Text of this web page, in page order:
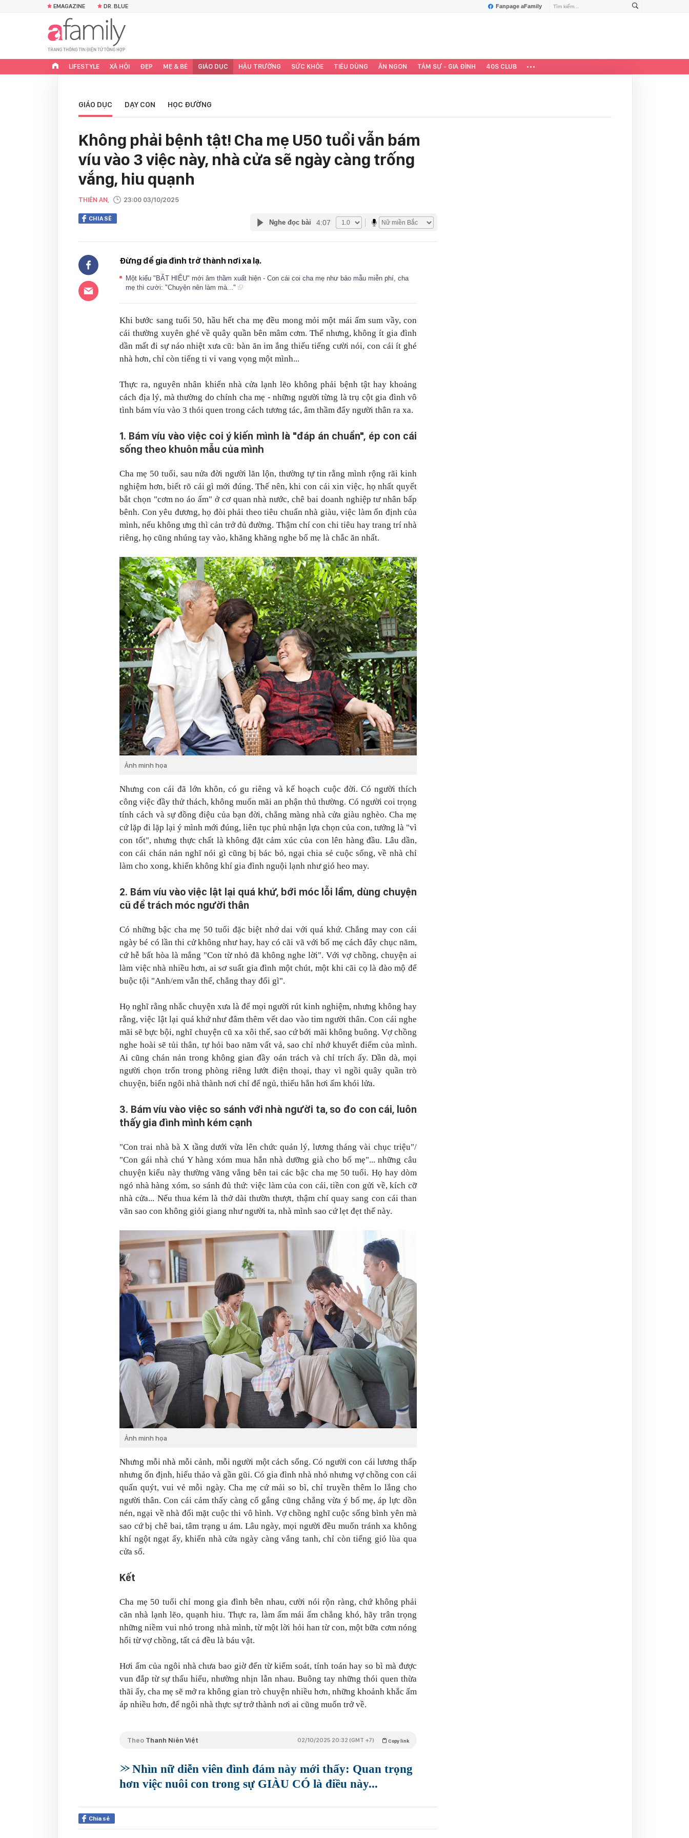
Fanpage aFamily
EMAGAZINE DR. BLUE
LIFESTYLE XÃ HỘI ĐẸP MẸ & BÉ GIÁO DỤC HẬU TRƯỜNG SỨC KHỎE TIÊU DÙNG ĂN NGON TÂM SỰ - GIA ĐÌNH 40S CLUB
GIÁO DỤC DẠY CON HỌC ĐƯỜNG
Không phải bệnh tật! Cha mẹ U50 tuổi vẫn bám
víu vào 3 việc này, nhà cửa sẽ ngày càng trống
vắng, hiu quạnh
THIÊN AN, 23:00 03/10/2025
CHIA SẺ Nghe đọc bài 4:07
Đừng để gia đình trở thành nơi xa lạ.
Một kiểu "BẤT HIẾU" mới âm thầm xuất hiện - Con cái coi cha mẹ như bảo mẫu miễn phí, cha
mẹ thì cười: "Chuyện nên làm mà..."
Khi bước sang tuổi 50, hầu hết cha mẹ đều mong mỏi một mái ấm sum vầy, con
cái thường xuyên ghé về quây quần bên mâm cơm. Thế nhưng, không ít gia đình
dần mất đi sự náo nhiệt xưa cũ: bàn ăn im ắng thiếu tiếng cười nói, con cái ít ghé
nhà hơn, chỉ còn tiếng ti vi vang vọng một mình...
Thực ra, nguyên nhân khiến nhà cửa lạnh lẽo không phải bệnh tật hay khoảng
cách địa lý, mà thường do chính cha mẹ - những người từng là trụ cột gia đình vô
tình bám víu vào 3 thói quen trong cách tương tác, âm thầm đẩy người thân ra xa.
1. Bám víu vào việc coi ý kiến mình là "đáp án chuẩn", ép con cái
sống theo khuôn mẫu của mình
Cha mẹ 50 tuổi, sau nửa đời người lăn lộn, thường tự tin rằng mình rộng rãi kinh
nghiệm hơn, biết rõ cái gì mới đúng. Thế nên, khi con cái xin việc, họ nhất quyết
bắt chọn "cơm no áo ấm" ở cơ quan nhà nước, chê bai doanh nghiệp tư nhân bấp
bênh. Con yêu đương, họ đòi phải theo tiêu chuẩn nhà giàu, việc làm ổn định của
mình, nếu không ưng thì cản trở đủ đường. Thậm chí con chi tiêu hay trang trí nhà
riêng, họ cũng nhúng tay vào, khăng khăng nghe bố mẹ là chắc ăn nhất.
Ảnh minh họa
Nhưng con cái đã lớn khôn, có gu riêng và kế hoạch cuộc đời. Có người thích
công việc đầy thử thách, không muốn mãi an phận thủ thường. Có người coi trọng
tính cách và sự đồng điệu của bạn đời, chẳng màng nhà cửa giàu nghèo. Cha mẹ
cứ lặp đi lặp lại ý mình mới đúng, liên tục phủ nhận lựa chọn của con, tưởng là "vì
con tốt", nhưng thực chất là không đặt cảm xúc của con lên hàng đầu. Lâu dần,
con cái chán nản nghĩ nói gì cũng bị bác bỏ, ngại chia sẻ cuộc sống, về nhà chỉ
làm cho xong, khiến không khí gia đình nguội lạnh như gió heo may.
2. Bám víu vào việc lật lại quá khứ, bới móc lỗi lầm, dùng chuyện
cũ để trách móc người thân
Có những bậc cha mẹ 50 tuổi đặc biệt nhớ dai với quá khứ. Chẳng may con cái
ngày bé có lần thi cử không như hay, hay có cãi vã với bố mẹ cách đây chục năm,
cứ hễ bất hòa là mắng "Con từ nhỏ đã không nghe lời". Với vợ chồng, chuyện ai
làm việc nhà nhiều hơn, ai sơ suất gia đình một chút, một khi cãi cọ là đào mộ để
buộc tội "Anh/em vẫn thế, chẳng thay đổi gì".
Họ nghĩ rằng nhắc chuyện xưa là để mọi người rút kinh nghiệm, nhưng không hay
rằng, việc lật lại quá khứ như đâm thêm vết dao vào tim người thân. Con cái nghe
mãi sẽ bực bội, nghĩ chuyện cũ xa xôi thế, sao cứ bới mãi không buông. Vợ chồng
nghe hoài sẽ tủi thân, tự hỏi bao năm vất vả, sao chỉ nhớ khuyết điểm của mình.
Ai cũng chán nản trong không gian đầy oán trách và chỉ trích ấy. Dần dà, mọi
người chọn trốn trong phòng riêng lướt điện thoại, thay vì ngồi quây quần trò
chuyện, biến ngôi nhà thành nơi chỉ để ngủ, thiếu hẳn hơi ấm khói lửa.
3. Bám víu vào việc so sánh với nhà người ta, so đo con cái, luôn
thấy gia đình mình kém cạnh
"Con trai nhà bà X tầng dưới vừa lên chức quản lý, lương tháng vài chục triệu"/
"Con gái nhà chú Y hàng xóm mua hẳn nhà dưỡng già cho bố mẹ"... những câu
chuyện kiểu này thường văng vẳng bên tai các bậc cha mẹ 50 tuổi. Họ hay dòm
ngó nhà hàng xóm, so sánh đủ thứ: việc làm của con cái, tiền con gửi về, kích cỡ
nhà cửa... Nếu thua kém là thở dài thườn thượt, thậm chí quay sang con cái than
vãn sao con không giỏi giang như người ta, nhà mình sao cứ lẹt đẹt thế này.
Ảnh minh họa
Nhưng mỗi nhà mỗi cảnh, mỗi người một cách sống. Có người con cái lương thấp
nhưng ổn định, hiếu thảo và gần gũi. Có gia đình nhà nhỏ nhưng vợ chồng con cái
quấn quýt, vui vẻ mỗi ngày. Cha mẹ cứ mải so bì, chỉ truyền thêm lo lắng cho
người thân. Con cái cảm thấy càng cố gắng cũng chẳng vừa ý bố mẹ, áp lực dồn
nén, ngại về nhà đối mặt cuộc thi vô hình. Vợ chồng nghĩ cuộc sống bình yên mà
sao cứ bị chê bai, tâm trạng u ám. Lâu ngày, mọi người đều muốn tránh xa không
khí ngột ngạt ấy, khiến nhà cửa ngày càng vắng tanh, chỉ còn tiếng gió lùa qua
cửa sổ.
Kết
Cha mẹ 50 tuổi chỉ mong gia đình bên nhau, cười nói rộn ràng, chứ không phải
căn nhà lạnh lẽo, quạnh hiu. Thực ra, làm ấm mái ấm chẳng khó, hãy trân trọng
những niềm vui nhỏ trong nhà mình, từ một lời hỏi han từ con, một bữa cơm nóng
hổi từ vợ chồng, tất cả đều là báu vật.
Hơi ấm của ngôi nhà chưa bao giờ đến từ kiểm soát, tính toán hay so bì mà được
vun đắp từ sự thấu hiểu, nhường nhịn lẫn nhau. Buông tay những thói quen thừa
thãi ấy, cha mẹ sẽ mở ra không gian trò chuyện nhiều hơn, những khoảnh khắc ấm
áp nhiều hơn, để ngôi nhà thực sự trở thành nơi ai cũng muốn trở về.
Theo Thanh Niên Việt Copy link
02/10/2025 20:32 (GMT +7)
Nhìn nữ diễn viên đình đám này mới thấy: Quan trọng
hơn việc nuôi con trong sự GIÀU CÓ là điều này...
Chia sẻ